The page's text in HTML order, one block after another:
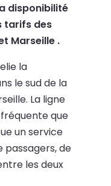
disponibilité
tarifs des
Marseille .
la
le sud de la
La ligne
que
un service
de
les deux